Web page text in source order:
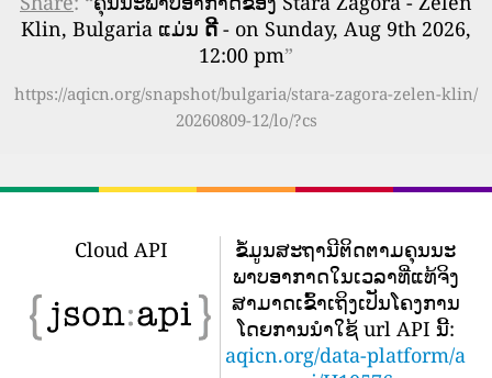
Klin, Bulgaria ແມ່ນ ດີ- on Sunday, Aug 9th 2026,
12:00 pm”
https://aqicn.org/snapshot/bulgaria/stara-zagora-zelen-klin/
20260809-12/lo/?cs
Cloud API
ຂໍ້​ມູນ​ສະ​ຖາ​ນີ​ຕິດ​ຕາມ​ຄຸນ​ນະ​
ພາບ​ອາ​ກາດ​ໃນ​ເວ​ລາ​ທີ່​ແທ້​ຈິງ​
ສາ​ມາດ​ເຂົ້າ​ເຖິງ​ເປັນ​ໂຄງ​ການ​
ໂດຍ​ການ​ນໍາ​ໃຊ້ url API ນີ້​:
aqicn.org/data-platform/a